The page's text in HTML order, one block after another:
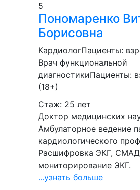
5
Пономаренко
Борисовна
КардиологПациенты:
Врач функциональной
диагностикиПациенты:
(18+)
Стаж: 25 лет
Доктор медицинских
Амбулаторное ведение
кардиологического
Расшифровка ЭКГ,
мониторирование ЭКГ.
...узнать больше